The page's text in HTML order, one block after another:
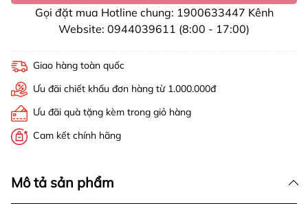
Gọi đặt mua Hotline chung: 1900633447 Kênh
Website: 0944039611 (8:00 - 17:00)
Giao hàng toàn quốc
Ưu đãi chiết khấu đơn hàng từ 1.000.000đ
Ưu đãi quà tặng kèm trong giỏ hàng
Cam kết chính hãng
Mô tả sản phẩm